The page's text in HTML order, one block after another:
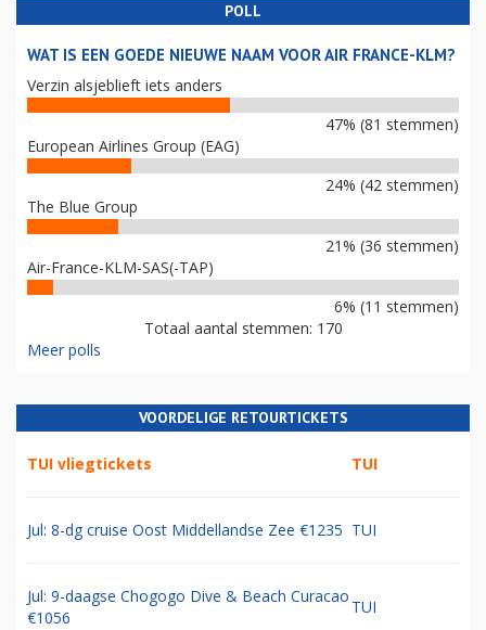
POLL
WAT IS EEN GOEDE NIEUWE NAAM VOOR AIR FRANCE-KLM?
Verzin alsjeblieft iets anders
47% (81 stemmen)
European Airlines Group (EAG)
24% (42 stemmen)
The Blue Group
21% (36 stemmen)
Air-France-KLM-SAS(-TAP)
6% (11 stemmen)
Totaal aantal stemmen: 170
Meer polls
VOORDELIGE RETOURTICKETS
TUI vliegtickets TUI
Jul: 8-dg cruise Oost Middellandse Zee €1235 TUI
Jul: 9-daagse Chogogo Dive & Beach Curacao
€1056
TUI